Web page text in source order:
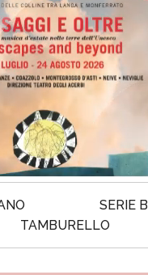
SERIE B
TAMBURELLO